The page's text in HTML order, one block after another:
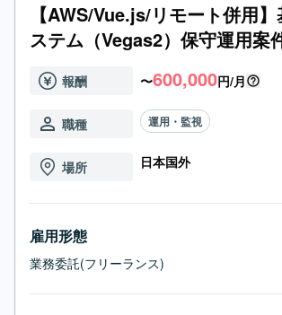
【AWS/Vue.js/リモート併用
ステム（Vegas2）保守運用案
報酬 〜600,000円/月
職種 運用・監視
場所 日本国外
雇用形態
業務委託(フリーランス)